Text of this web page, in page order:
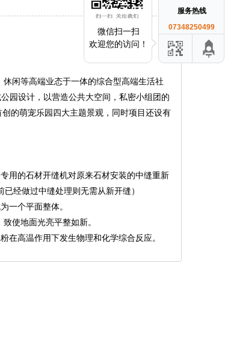
闲等高端业态于一体的综合型高端生活社
园设计，以营造公共大空间，私密小组团的
的萌宠乐园四大主题景观，同时项目还设有
的石材开缝机对原来石材安装的中缝重新
经做过中缝处理则无需从新开缝）
一个平面整体。
使地面光亮平整如新。
高温作用下发生物理和化学综合反应。
服务热线
07348250499
微信扫一扫
欢迎您的访问！